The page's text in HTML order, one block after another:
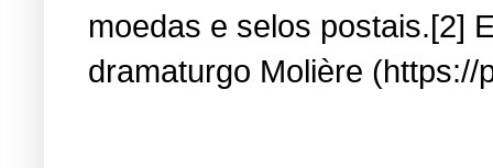
moedas e selos postais.[2]
dramaturgo Molière